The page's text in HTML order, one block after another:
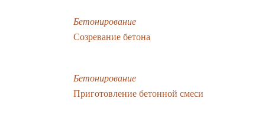
Бетонирование
Созревание бетона
Бетонирование
Приготовление бетонной смеси